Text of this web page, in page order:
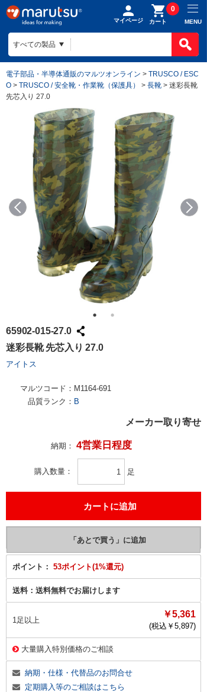
マイページ カート
0
MENU
電子部品・半導体通販のマルツオンライン > TRUSCO / ESC
O > TRUSCO / 安全靴・作業靴（保護具） > 長靴 > 迷彩長靴
先芯入り 27.0
65902-015-27.0
迷彩長靴 先芯入り 27.0
アイトス
マルツコード： M1164-691
品質ランク： B
メーカー取り寄せ
納期： 4営業日程度
購入数量 足
ポイント： 53ポイント(1%還元)
送料： 送料無料でお届けします
1足以上
￥5,361
(税込￥ 5,897)
大量購入特別価格のご相談
納期・仕様・代替品のお問合せ
定期購入等のご相談はこちら